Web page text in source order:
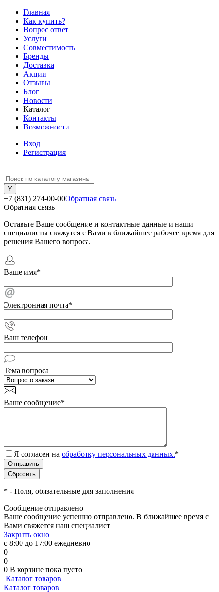
Главная
Как купить?
Вопрос ответ
Услуги
Совместимость
Бренды
Доставка
Акции
Отзывы
Блог
Новости
Каталог
Контакты
Возможности
Вход
Регистрация
+7 (831) 274-00-00Обратная связь
Обратная связь
Оставьте Ваше сообщение и контактные данные и наши
специалисты свяжутся с Вами в ближайшее рабочее время для
решения Вашего вопроса.
Ваше имя*
Электронная почта*
Ваш телефон
Тема вопроса
Ваше сообщение*
Я согласен на обработку персональных данных.*
* - Поля, обязательные для заполнения
Сообщение отправлено
Ваше сообщение успешно отправлено. В ближайшее время с
Вами свяжется наш специалист
Закрыть окно
с 8:00 до 17:00 ежедневно
0
0
0 В корзине пока пусто
Каталог товаров
Каталог товаров